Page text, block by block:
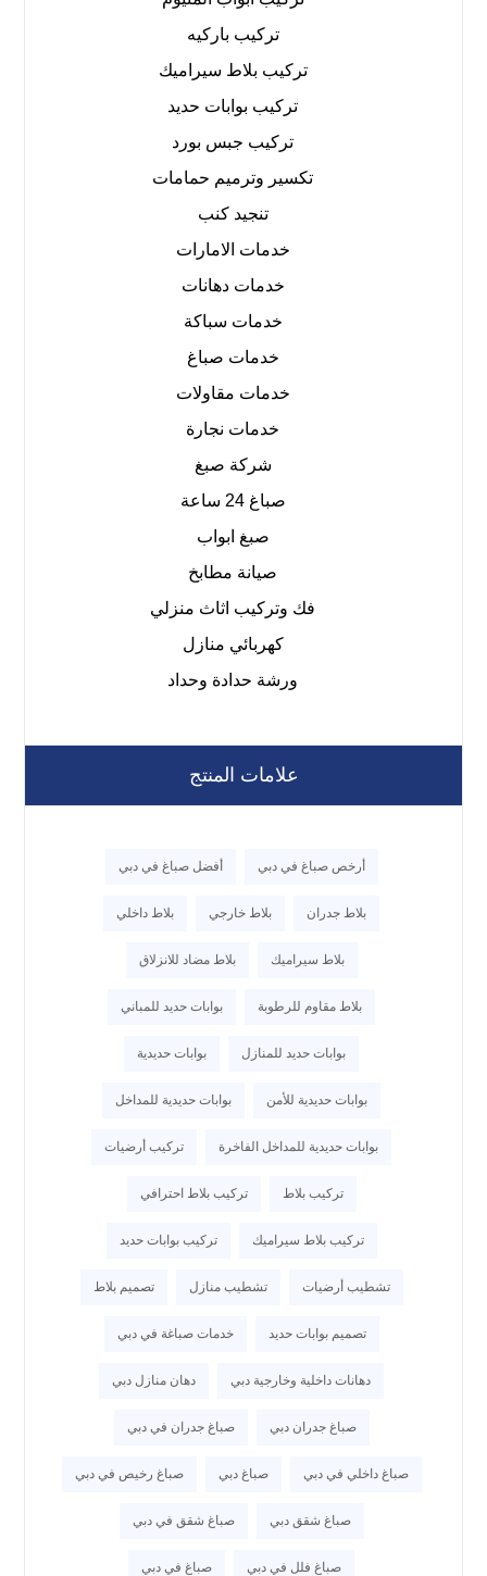
تركيب باركيه
تركيب بلاط سيراميك
تركيب بوابات حديد
تركيب جبس بورد
تكسير وترميم حمامات
تنجيد كنب
خدمات الامارات
خدمات دهانات
خدمات سباكة
خدمات صباغ
خدمات مقاولات
خدمات نجارة
شركة صبغ
صباغ 24 ساعة
صبغ ابواب
صيانة مطابخ
فك وتركيب اثاث منزلي
كهربائي منازل
ورشة حدادة وحداد
علامات المنتج
أرخص صباغ في دبي أفضل صباغ في دبي
بلاط جدران بلاط خارجي بلاط داخلي
بلاط سيراميك بلاط مضاد للانزلاق
بلاط مقاوم للرطوبة بوابات حديد للمباني
بوابات حديد للمنازل بوابات حديدية
بوابات حديدية للأمن بوابات حديدية للمداخل
بوابات حديدية للمداخل الفاخرة تركيب أرضيات
تركيب بلاط تركيب بلاط احترافي
تركيب بلاط سيراميك تركيب بوابات حديد
تشطيب أرضيات تشطيب منازل تصميم بلاط
تصميم بوابات حديد خدمات صباغة في دبي
دهانات داخلية وخارجية دبي دهان منازل دبي
صباغ جدران دبي صباغ جدران في دبي
صباغ داخلي في دبي صباغ دبي صباغ رخيص في دبي
صباغ شقق دبي صباغ شقق في دبي
صباغ فلل في دبي صباغ في دبي